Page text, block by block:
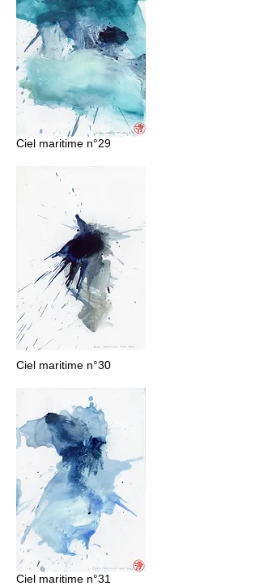
Ciel maritime n°29
Ciel maritime n°30
Ciel maritime n°31